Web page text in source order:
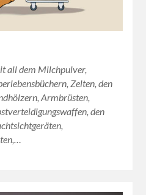
all dem Milchpulver,
Zelten, den
Armbrüsten,
den